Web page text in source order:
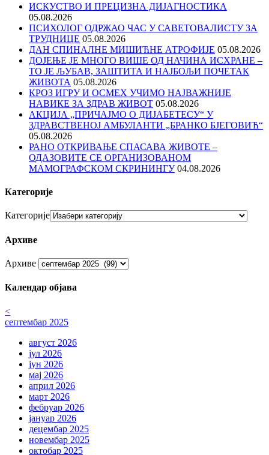
ИСКУСТВО И ПРЕЦИЗНА ДИЈАГНОСТИКА
05.08.2026
ПСИХОЛОГ ОДРЖАО ЧАС У САВЕТОВАЛИСТУ ЗА
ТРУДНИЦЕ 05.08.2026
ДАН СПИНАЛНЕ МИШИЋНЕ АТРОФИЈЕ 05.08.2026
ДОЈЕЊЕ ЈЕ МНОГО ВИШЕ ОД НАЧИНА ИСХРАНЕ –
ТО ЈЕ ЉУБАВ, ЗАШТИТА И НАЈБОЉИ ПОЧЕТАК
ЖИВОТА 05.08.2026
КРОЗ ИГРУ И ОСМЕХ УЧИМО НАЈВАЖНИЈЕ
НАВИКЕ ЗА ЗДРАВ ЖИВОТ 05.08.2026
АКЦИЈА „ПРИЧАЈМО О ДИЈАБЕТЕСУ“ У
ЗДРАВСТВЕНОЈ АМБУЛАНТИ „БРАНКО БЈЕГОВИЋ“
05.08.2026
РАНО ОТКРИВАЊЕ СПАСАВА ЖИВОТЕ –
ОДАЗОВИТЕ СЕ ОРГАНИЗОВАНОМ
МАМОГРАФСКОМ СКРИНИНГУ 04.08.2026
Категорије
Категорије
Архиве
Архиве
Календар објава
<
септембар 2025
август 2026
јул 2026
јун 2026
мај 2026
април 2026
март 2026
фебруар 2026
јануар 2026
децембар 2025
новембар 2025
октобар 2025